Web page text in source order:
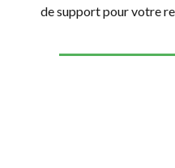
de support pour votre